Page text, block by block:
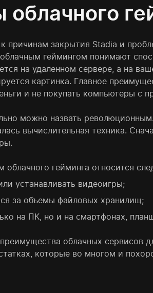
причинам закрытия Stadia и
геймингом понимают
на удаленном сервере, а на
картинка. Главное
и не покупать компьютеры с
можно назвать
вычислительная техника.
гейминга относится
устанавливать видеоигры;
за объемы файловых хранилищ;
на ПК, но и на смартфонах,
облачных сервисов
которые во многом и